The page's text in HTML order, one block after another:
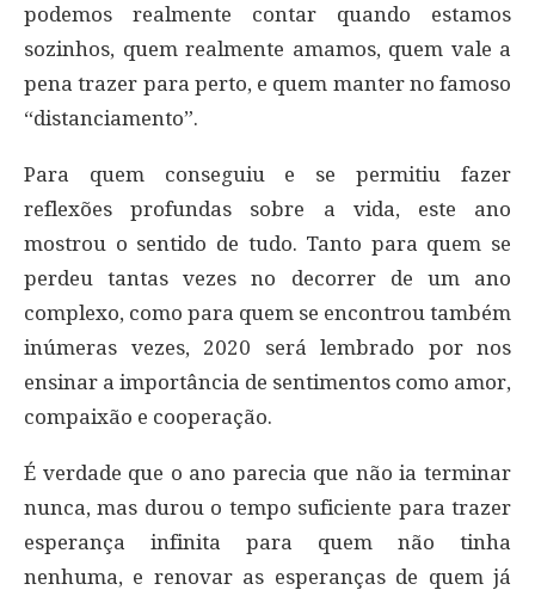
podemos realmente contar quando estamos
sozinhos, quem realmente amamos, quem vale a
pena trazer para perto, e quem manter no famoso
“distanciamento”.
Para quem conseguiu e se permitiu fazer
reflexões profundas sobre a vida, este ano
mostrou o sentido de tudo. Tanto para quem se
perdeu tantas vezes no decorrer de um ano
complexo, como para quem se encontrou também
inúmeras vezes, 2020 será lembrado por nos
ensinar a importância de sentimentos como amor,
compaixão e cooperação.
É verdade que o ano parecia que não ia terminar
nunca, mas durou o tempo suficiente para trazer
esperança infinita para quem não tinha
nenhuma, e renovar as esperanças de quem já